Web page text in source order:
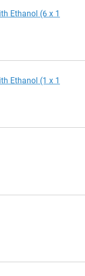
Ethanol (6 x 1
Ethanol (1 x 1